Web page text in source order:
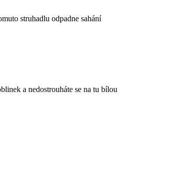
struhadlu odpadne sahání
a nedostrouháte se na tu bílou